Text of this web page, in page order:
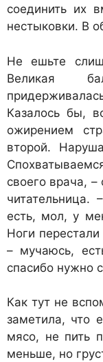
соединить их
нестыковки. В
Не ешьте
Великая
Казалось бы,
ожирением
второй.
своего врача,
есть, мол, у
Ноги перестали
– мучаюсь,
спасибо нужно
Как тут не
заметила, что
мясо, не пить
меньше, но